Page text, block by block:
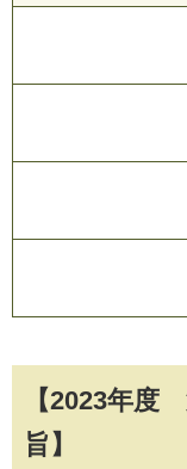
【2023年
旨】